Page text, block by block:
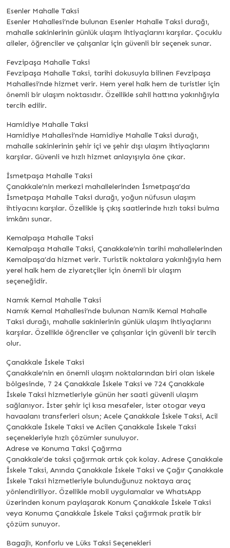
Esenler Mahalle Taksi
Esenler Mahallesi’nde bulunan Esenler Mahalle Taksi durağı,
mahalle sakinlerinin günlük ulaşım ihtiyaçlarını karşılar. Çocuklu
aileler, öğrenciler ve çalışanlar için güvenli bir seçenek sunar.
Fevzipaşa Mahalle Taksi
Fevzipaşa Mahalle Taksi, tarihi dokusuyla bilinen Fevzipaşa
Mahallesi’nde hizmet verir. Hem yerel halk hem de turistler için
önemli bir ulaşım noktasıdır. Özellikle sahil hattına yakınlığıyla
tercih edilir.
Hamidiye Mahalle Taksi
Hamidiye Mahallesi’nde Hamidiye Mahalle Taksi durağı,
mahalle sakinlerinin şehir içi ve şehir dışı ulaşım ihtiyaçlarını
karşılar. Güvenli ve hızlı hizmet anlayışıyla öne çıkar.
İsmetpaşa Mahalle Taksi
Çanakkale’nin merkezi mahallelerinden İsmetpaşa’da
İsmetpaşa Mahalle Taksi durağı, yoğun nüfusun ulaşım
ihtiyacını karşılar. Özellikle iş çıkış saatlerinde hızlı taksi bulma
imkânı sunar.
Kemalpaşa Mahalle Taksi
Kemalpaşa Mahalle Taksi, Çanakkale’nin tarihi mahallelerinden
Kemalpaşa’da hizmet verir. Turistik noktalara yakınlığıyla hem
yerel halk hem de ziyaretçiler için önemli bir ulaşım
seçeneğidir.
Namık Kemal Mahalle Taksi
Namık Kemal Mahallesi’nde bulunan Namik Kemal Mahalle
Taksi durağı, mahalle sakinlerinin günlük ulaşım ihtiyaçlarını
karşılar. Özellikle öğrenciler ve çalışanlar için güvenli bir tercih
olur.
Çanakkale İskele Taksi
Çanakkale’nin en önemli ulaşım noktalarından biri olan iskele
bölgesinde, 7 24 Çanakkale İskele Taksi ve 724 Çanakkale
İskele Taksi hizmetleriyle günün her saati güvenli ulaşım
sağlanıyor. İster şehir içi kısa mesafeler, ister otogar veya
havaalanı transferleri olsun; Acele Çanakkale İskele Taksi, Acil
Çanakkale İskele Taksi ve Acilen Çanakkale İskele Taksi
seçenekleriyle hızlı çözümler sunuluyor.
Adrese ve Konuma Taksi Çağırma
Çanakkale’de taksi çağırmak artık çok kolay. Adrese Çanakkale
İskele Taksi, Anında Çanakkale İskele Taksi ve Çağır Çanakkale
İskele Taksi hizmetleriyle bulunduğunuz noktaya araç
yönlendiriliyor. Özellikle mobil uygulamalar ve WhatsApp
üzerinden konum paylaşarak Konum Çanakkale İskele Taksi
veya Konuma Çanakkale İskele Taksi çağırmak pratik bir
çözüm sunuyor.
Bagajlı, Konforlu ve Lüks Taksi Seçenekleri